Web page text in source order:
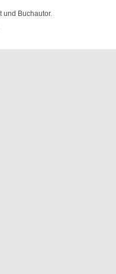
und Buchautor.